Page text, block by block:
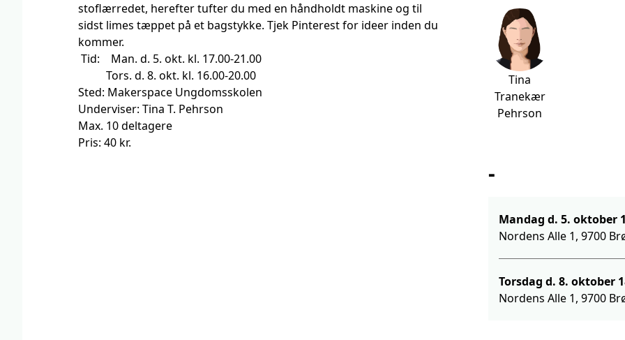
stoflærredet, herefter tufter du med en håndholdt maskine og til
sidst limes tæppet på et bagstykke. Tjek Pinterest for ideer inden du
kommer.
Tid: Man. d. 5. okt. kl. 17.00-21.00
Tors. d. 8. okt. kl. 16.00-20.00
Sted: Makerspace Ungdomsskolen
Underviser: Tina T. Pehrson
Max. 10 deltagere
Pris: 40 kr.
Tina
Tranekær
Pehrson
-
Nordens Alle 1, 9700
Nordens Alle 1, 9700